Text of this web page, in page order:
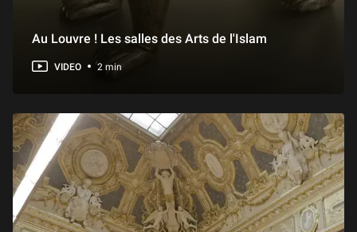
Au Louvre ! Les salles des Arts de l'Islam
VIDEO 2 min